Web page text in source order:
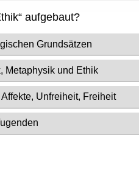
aufgebaut?
Grundsätzen
Metaphysik und Ethik
Affekte, Unfreiheit, Freiheit